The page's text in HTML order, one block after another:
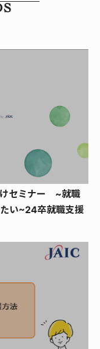
セミナー ~就職
い~24卒就職支援